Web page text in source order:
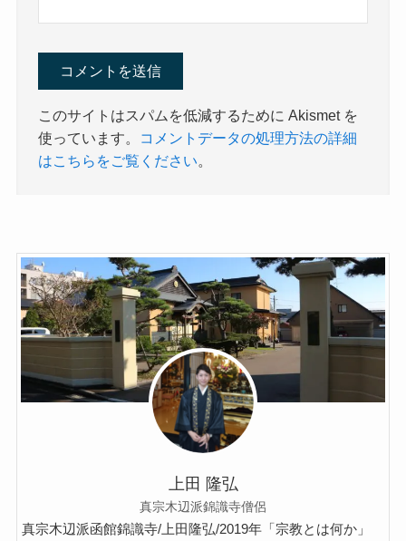
このサイトはスパムを低減するために Akismet を
使っています。
コメントデータの処理方法の詳細
はこちらをご覧ください。
上田 隆弘
真宗木辺派錦識寺僧侶
真宗木辺派函館錦識寺/上田隆弘/2019年「宗教とは何か」